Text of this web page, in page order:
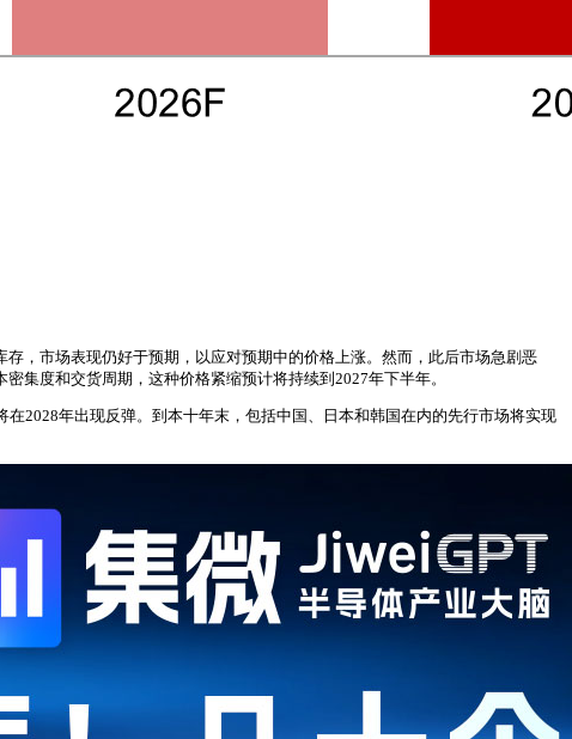
，市场表现仍好于预期，以应对预期中的价格上涨。然而，此后市场急剧恶
集度和交货周期，这种价格紧缩预计将持续到2027年下半年。
2028年出现反弹。到本十年末，包括中国、日本和韩国在内的先行市场将实现